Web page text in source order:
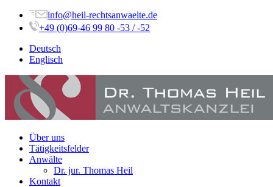
info@heil-rechtsanwaelte.de
+49 (0)69-46 99 80 -53 / -52
Deutsch
Englisch
Über uns
Tätigkeitsfelder
Anwälte
Dr. jur. Thomas Heil
Kontakt